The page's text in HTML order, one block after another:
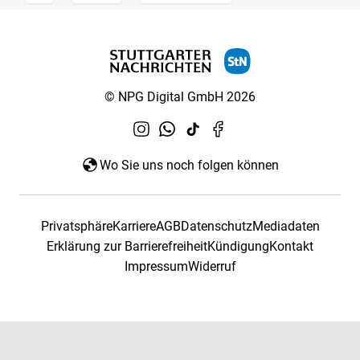
© NPG Digital GmbH 2026
Wo Sie uns noch folgen können
PrivatsphäreKarriereAGBDatenschutzMediadaten
Erklärung zur BarrierefreiheitKündigungKontakt
ImpressumWiderruf